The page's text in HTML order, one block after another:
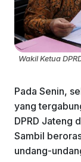
Wakil Ketua
Pada Senin,
yang
DPRD Jateng
Sambil
undang-